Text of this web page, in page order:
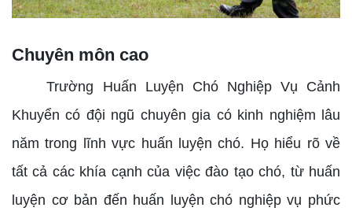
Chuyên môn cao
Trường Huấn Luyện Chó Nghiệp Vụ Cảnh
Khuyển có đội ngũ chuyên gia có kinh nghiệm lâu
năm trong lĩnh vực huấn luyện chó. Họ hiểu rõ về
tất cả các khía cạnh của việc đào tạo chó, từ huấn
luyện cơ bản đến huấn luyện chó nghiệp vụ phức